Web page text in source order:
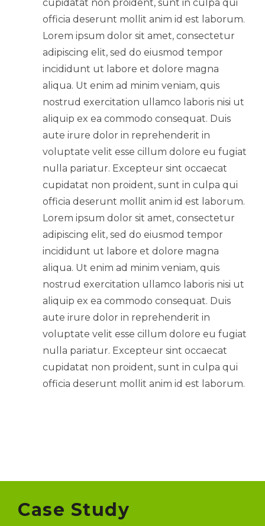
cupidatat non proident, sunt in culpa qui
officia deserunt mollit anim id est laborum.
Lorem ipsum dolor sit amet, consectetur
adipiscing elit, sed do eiusmod tempor
incididunt ut labore et dolore magna
aliqua. Ut enim ad minim veniam, quis
nostrud exercitation ullamco laboris nisi ut
aliquip ex ea commodo consequat. Duis
aute irure dolor in reprehenderit in
voluptate velit esse cillum dolore eu fugiat
nulla pariatur. Excepteur sint occaecat
cupidatat non proident, sunt in culpa qui
officia deserunt mollit anim id est laborum.
Lorem ipsum dolor sit amet, consectetur
adipiscing elit, sed do eiusmod tempor
incididunt ut labore et dolore magna
aliqua. Ut enim ad minim veniam, quis
nostrud exercitation ullamco laboris nisi ut
aliquip ex ea commodo consequat. Duis
aute irure dolor in reprehenderit in
voluptate velit esse cillum dolore eu fugiat
nulla pariatur. Excepteur sint occaecat
cupidatat non proident, sunt in culpa qui
officia deserunt mollit anim id est laborum.
Case Study